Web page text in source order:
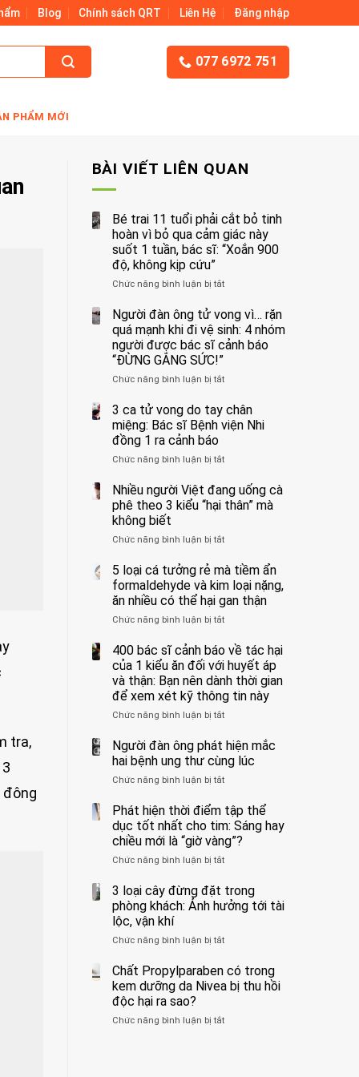
Blog Chính sách QRT Liên Hệ Đăng nhập
077 6972 751
PHẨM MỚI
tra,
đông
BÀI VIẾT LIÊN QUAN
Bé trai 11 tuổi phải cắt bỏ tinh
hoàn vì bỏ qua cảm giác này
suốt 1 tuần, bác sĩ: “Xoắn 900
độ, không kịp cứu”
Chức năng bình luận bị tắtở
trai
11
tuổi
phải
bỏ
hoàn
vì
bỏ
cảm
này
suốt
bác
“Xoắn
900
độ,
không
kịp
Người đàn ông tử vong vì… rặn
quá mạnh khi đi vệ sinh: 4 nhóm
người được bác sĩ cảnh báo
“ĐỪNG GẮNG SỨC!”
Chức năng bình luận bị tắtở
đàn
ông
vì…
quá
mạnh
vệ
4
nhóm
người
được
bác
cảnh
báo
“ĐỪNG
GẮNG
SỨC!”
3 ca tử vong do tay chân
miệng: Bác sĩ Bệnh viện Nhi
đồng 1 ra cảnh báo
Chức năng bình luận bị tắtở
ca
tử
tay
miệng:
Bác
Bệnh
viện
đồng
1
ra
cảnh
báo
Nhiều người Việt đang uống cà
phê theo 3 kiểu “hại thân” mà
không biết
Chức năng bình luận bị tắtở
người
Việt
đang
uống
cà
theo
3
kiểu
“hại
thân”
mà
biết
5 loại cá tưởng rẻ mà tiềm ẩn
formaldehyde và kim loại nặng,
ăn nhiều có thể hại gan thận
Chức năng bình luận bị tắtở
loại
cá
tưởng
rẻ
mà
tiềm
formaldehyde
kim
loại
ăn
nhiều
có
thể
hại
thận
400 bác sĩ cảnh báo về tác hại
của 1 kiểu ăn đối với huyết áp
và thận: Bạn nên dành thời gian
để xem xét kỹ thông tin này
Chức năng bình luận bị tắtở
bác
cảnh
báo
tác
hại
của
1
kiểu
đối
với
và
Bạn
nên
Người đàn ông phát hiện mắc
hai bệnh ung thư cùng lúc
Chức năng bình luận bị tắtở
đàn
ông
phát
hiện
mắc
bệnh
ung
lúc
Phát hiện thời điểm tập thể
dục tốt nhất cho tim: Sáng hay
chiều mới là “giờ vàng”?
Chức năng bình luận bị tắtở
hiện
thời
điểm
thể
tốt
nhất
cho
Sáng
3 loại cây đừng đặt trong
phòng khách: Ảnh hưởng tới tài
lộc, vận khí
Chức năng bình luận bị tắtở
loại
cây
đừng
trong
Chất Propylparaben có trong
kem dưỡng da Nivea bị thu hồi
độc hại ra sao?
Chức năng bình luận bị tắtở